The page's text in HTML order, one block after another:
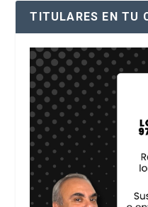
TITULARES EN TU